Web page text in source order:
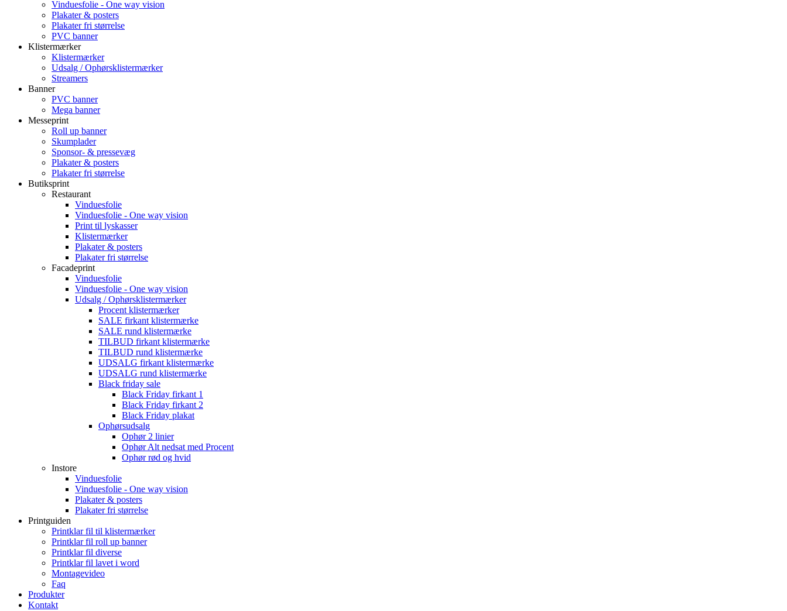
Vinduesfolie - One way vision
Plakater & posters
Plakater fri størrelse
PVC banner
Klistermærker
Klistermærker
Udsalg / Ophørsklistermærker
Streamers
Banner
PVC banner
Mega banner
Messeprint
Roll up banner
Skumplader
Sponsor- & pressevæg
Plakater & posters
Plakater fri størrelse
Butiksprint
Restaurant
Vinduesfolie
Vinduesfolie - One way vision
Print til lyskasser
Klistermærker
Plakater & posters
Plakater fri størrelse
Facadeprint
Vinduesfolie
Vinduesfolie - One way vision
Udsalg / Ophørsklistermærker
Procent klistermærker
SALE firkant klistermærke
SALE rund klistermærke
TILBUD firkant klistermærke
TILBUD rund klistermærke
UDSALG firkant klistermærke
UDSALG rund klistermærke
Black friday sale
Black Friday firkant 1
Black Friday firkant 2
Black Friday plakat
Ophørsudsalg
Ophør 2 linier
Ophør Alt nedsat med Procent
Ophør rød og hvid
Instore
Vinduesfolie
Vinduesfolie - One way vision
Plakater & posters
Plakater fri størrelse
Printguiden
Printklar fil til klistermærker
Printklar fil roll up banner
Printklar fil diverse
Printklar fil lavet i word
Montagevideo
Faq
Produkter
Kontakt